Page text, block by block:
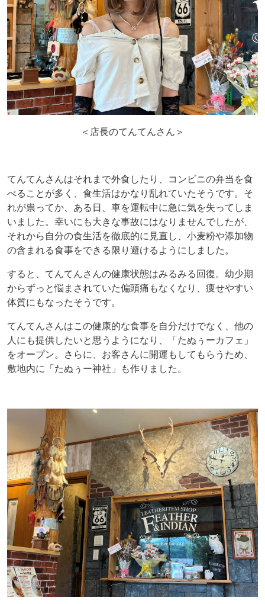
＜店長のてんてんさん＞
てんてんさんはそれまで外食したり、コンビニの弁当を食
べることが多く、食生活はかなり乱れていたそうです。そ
れが祟ってか、ある日、車を運転中に急に気を失ってしま
いました。幸いにも大きな事故にはなりませんでしたが、
それから自分の食生活を徹底的に見直し、小麦粉や添加物
の含まれる食事をできる限り避けるようにしました。
すると、てんてんさんの健康状態はみるみる回復。幼少期
からずっと悩まされていた偏頭痛もなくなり、痩せやすい
体質にもなったそうです。
てんてんさんはこの健康的な食事を自分だけでなく、他の
人にも提供したいと思うようになり、「たぬぅーカフェ」
をオープン。さらに、お客さんに開運もしてもらうため、
敷地内に「たぬぅー神社」も作りました。